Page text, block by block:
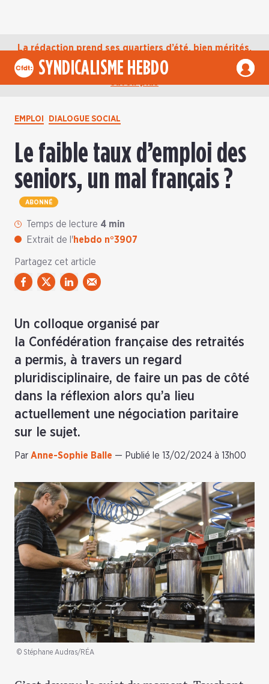
La rédaction prend ses quartiers d’été, bien mérités,
jusqu’au mardi 1er septembre. D’ici là, retrouvez
l’actualité de la CFDT sur notre compte Bluesky. En
SYNDICALISME HEBDO
EMPLOI DIALOGUE SOCIAL
Le faible taux d’emploi des
seniors, un mal français ?
ABONNÉ
Temps de lecture 4 min
Extrait de l'hebdo n°3907
Partagez cet article
Un colloque organisé par
la Confédération française des retraités
a permis, à travers un regard
pluridisciplinaire, de faire un pas de côté
dans la réflexion alors qu’a lieu
actuellement une négociation paritaire
sur le sujet.
Par Anne-Sophie Balle — Publié le 13/02/2024 à 13h00
© Stéphane Audras/RÉA